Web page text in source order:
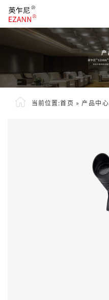
当前位置:首页 » 产品中心